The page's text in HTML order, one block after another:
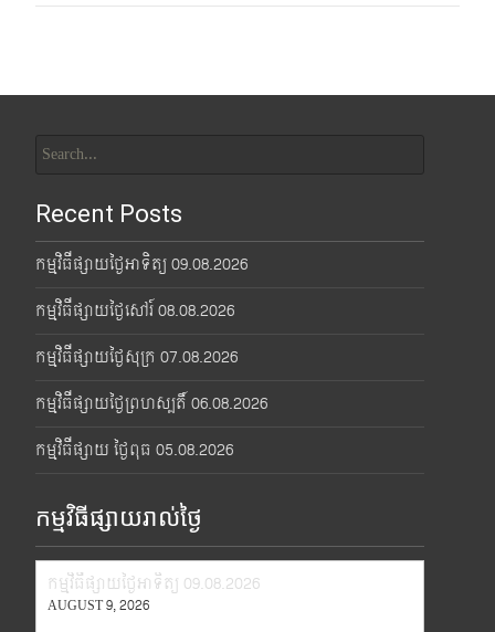
for:
Recent Posts
កម្មវិធីផ្សាយថ្ងៃអាទិត្យ 09.08.2026
កម្មវិធីផ្សាយថ្ងៃសៅរ៍ 08.08.2026
កម្មវិធីផ្សាយថ្ងៃសុក្រ 07.08.2026
កម្មវិធីផ្សាយថ្ងៃព្រហស្បតិ៍ 06.08.2026
កម្មវិធីផ្សាយ ថ្ងៃពុធ 05.08.2026
កម្មវិធីផ្សាយរាល់ថ្ងៃ
កម្មវិធីផ្សាយថ្ងៃអាទិត្យ 09.08.2026
AUGUST 9, 2026